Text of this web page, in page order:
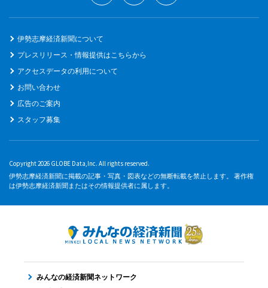
伊勢志摩経済新聞について
プレスリリース・情報提供はこちらから
アクセスデータの利用について
お問い合わせ
広告のご案内
スタッフ募集
Copyright 2026 GLOBE Data,Inc. All rights reserved.
伊勢志摩経済新聞に掲載の記事・写真・図表などの無断転載を禁止します。 著作権
は伊勢志摩経済新聞またはその情報提供者に属します。
みんなの経済新聞ネットワーク